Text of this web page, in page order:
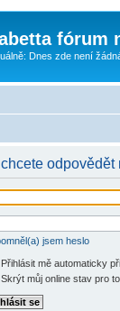
fórum
Dnes zde není
odpovědět
jsem heslo
Přihlásit mě automaticky
Skrýt můj online stav pro